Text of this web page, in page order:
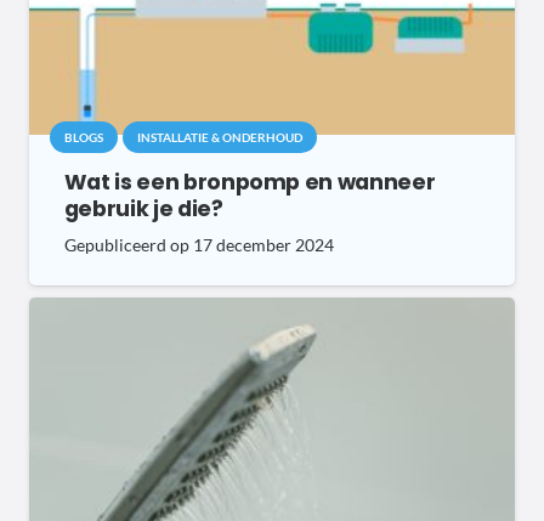
BLOGS INSTALLATIE & ONDERHOUD
Wat is een bronpomp en wanneer
gebruik je die?
Gepubliceerd op 17 december 2024